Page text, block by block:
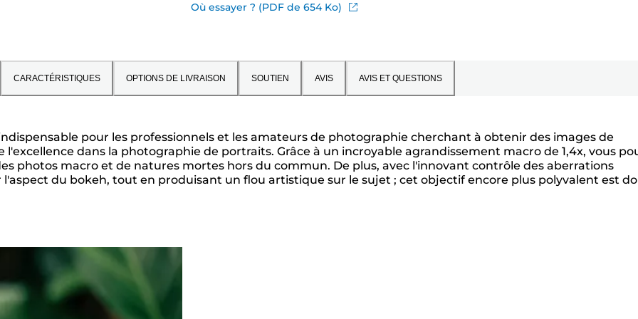
Où essayer ? (PDF de 654 Ko)
CARACTÉRISTIQUES OPTIONS DE LIVRAISON SOUTIEN AVIS AVIS ET QUESTIONS
pour les professionnels et les amateurs de photographie cherchant à obtenir des images de
dans la photographie de portraits. Grâce à un incroyable agrandissement macro de 1,4x, vous
photos macro et de natures mortes hors du commun. De plus, avec l'innovant contrôle des aberrations
du bokeh, tout en produisant un flou artistique sur le sujet ; cet objectif encore plus polyvalent est